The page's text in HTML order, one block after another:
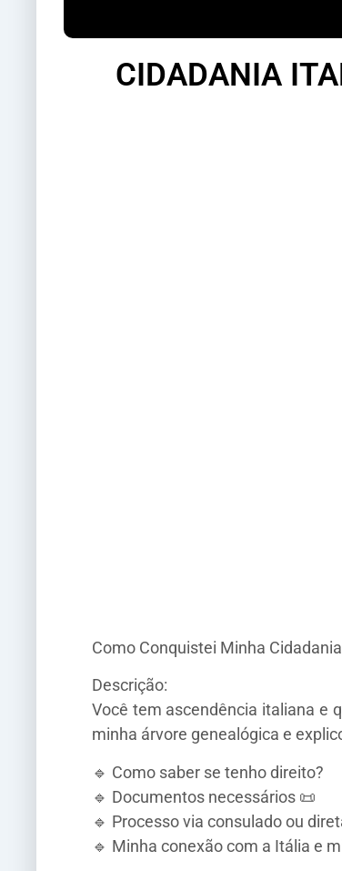
CIDADANIA
Como Conquistei Minha
Descrição:
Você tem ascendência italiana e
minha árvore genealógica e
🔹 Como saber se tenho direito?
🔹 Documentos necessários 📜
🔹 Processo via consulado ou
🔹 Minha conexão com a Itália e